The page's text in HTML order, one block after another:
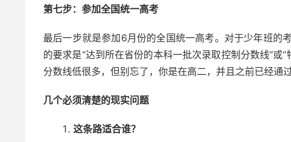
第七步：参加全国统一高考
最后一步就是参加6月份的全国统一高考。对于少年班的
的要求是“达到所在省份的本科一批次录取控制分数线”或
分数线低很多，但别忘了，你是在高二，并且之前已经通
几个必须清楚的现实问题
这条路适合谁？